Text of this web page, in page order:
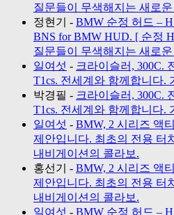
질문들이 무색해지는 새로
정현기
- BMW 순정 허드 –
BNS for BMW HUD. [ 순정
질문들이 무색해지는 새로
일여섯 - 크라이슬러, 300C.
T1cs. 전세계와 함께합니다.
박경필 - 크라이슬러, 300C.
T1cs. 전세계와 함께합니다.
일여섯 - BMW, 2 시리즈 액
제안입니다. 최초의 전용 터
내비게이션의 콜라보.
홍선기
- BMW, 2 시리즈 액
제안입니다. 최초의 전용 터
내비게이션의 콜라보.
일여섯 - BMW 순정 허드 –